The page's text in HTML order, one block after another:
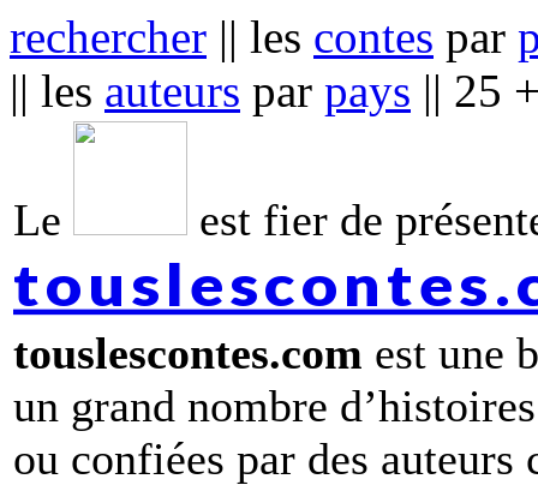
rechercher || les contes par
|| les auteurs par pays || 25
Le est fier de
touslescontes.com est une
un grand nombre
ou confiées par des